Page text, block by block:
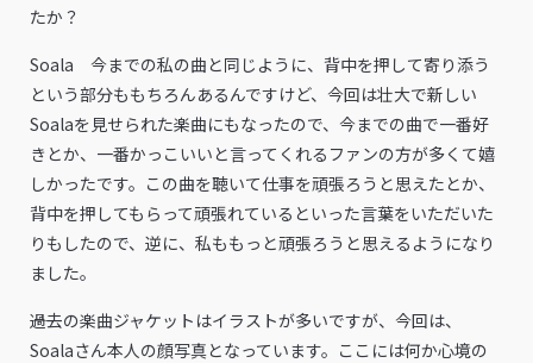
たか？
Soala 今までの私の曲と同じように、背中を押して寄り添う
という部分ももちろんあるんですけど、今回は壮大で新しい
Soalaを見せられた楽曲にもなったので、今までの曲で一番好
きとか、一番かっこいいと言ってくれるファンの方が多くて嬉
しかったです。この曲を聴いて仕事を頑張ろうと思えたとか、
背中を押してもらって頑張れているといった言葉をいただいた
りもしたので、逆に、私ももっと頑張ろうと思えるようになり
ました。
――過去の楽曲ジャケットはイラストが多いですが、今回は、
Soalaさん本人の顔写真となっています。ここには何か心境の